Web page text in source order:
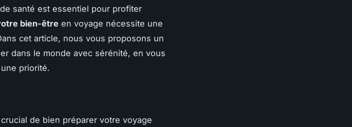
santé est essentiel pour profiter
bien-être en voyage nécessite une
cet article, nous vous proposons un
dans le monde avec sérénité, en vous
priorité.
de bien préparer votre voyage